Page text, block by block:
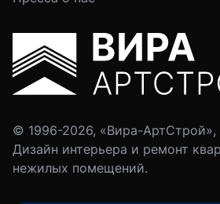
© 1996-2026, «Вира-
Дизайн интерьера и ремонт
нежилых помещений.